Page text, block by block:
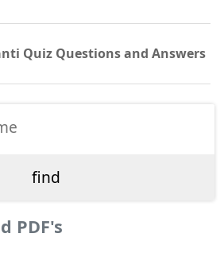
Quiz Questions and Answers
PDF's